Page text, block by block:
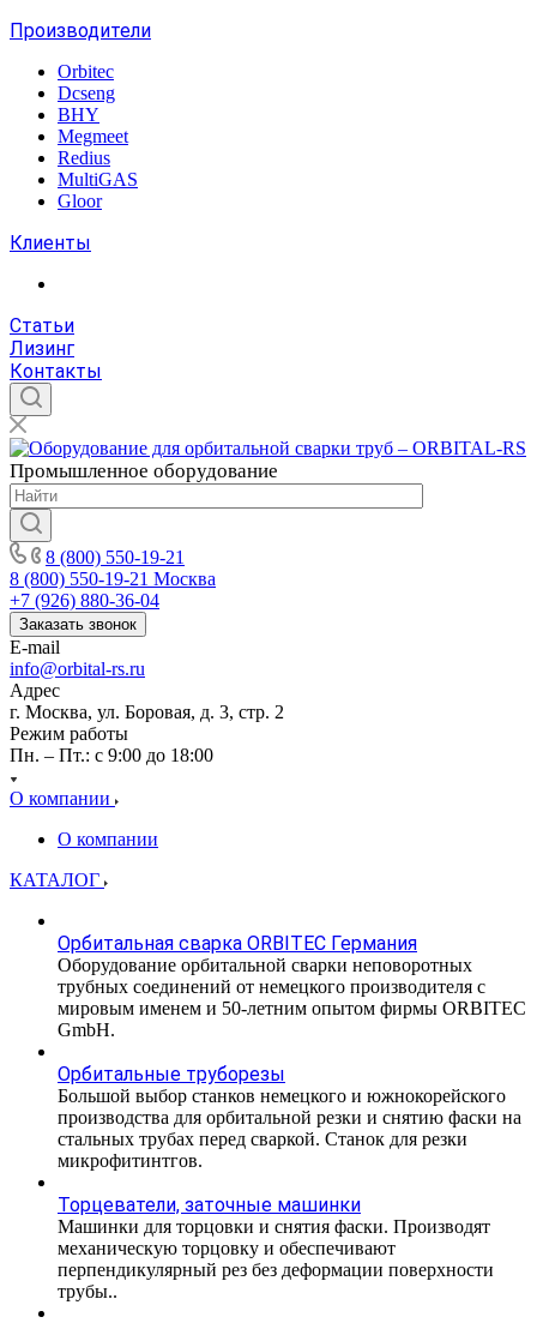
Производители
Orbitec
Dcseng
BHY
Megmeet
Redius
MultiGAS
Gloor
Клиенты
Статьи
Лизинг
Контакты
Промышленное оборудование
8 (800) 550-19-21
8 (800) 550-19-21 Москва
+7 (926) 880-36-04
Заказать звонок
E-mail
info@orbital-rs.ru
Адрес
г. Москва, ул. Боровая, д. 3, стр. 2
Режим работы
Пн. – Пт.: с 9:00 до 18:00
О компании
О компании
КАТАЛОГ
Орбитальная сварка ORBITEC Германия
Оборудование орбитальной сварки неповоротных
трубных соединений от немецкого производителя с
мировым именем и 50-летним опытом фирмы ORBITEC
GmbH.
Орбитальные труборезы
Большой выбор станков немецкого и южнокорейского
производства для орбитальной резки и снятию фаски на
стальных трубах перед сваркой. Станок для резки
микрофитинтгов.
Торцеватели, заточные машинки
Машинки для торцовки и снятия фаски. Производят
механическую торцовку и обеспечивают
перпендикулярный рез без деформации поверхности
трубы..